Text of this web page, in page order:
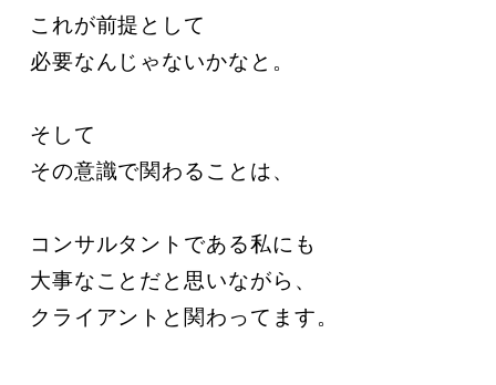
これが前提として
必要なんじゃないかなと。
そして
その意識で関わることは、
コンサルタントである私にも
大事なことだと思いながら、
クライアントと関わってます。